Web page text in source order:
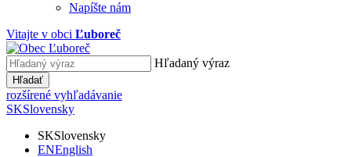
Napíšte nám
Vitajte v obci Ľuboreč
Hľadaný výraz
Hľadať
rozšírené vyhľadávanie
SKSlovensky
SKSlovensky
ENEnglish